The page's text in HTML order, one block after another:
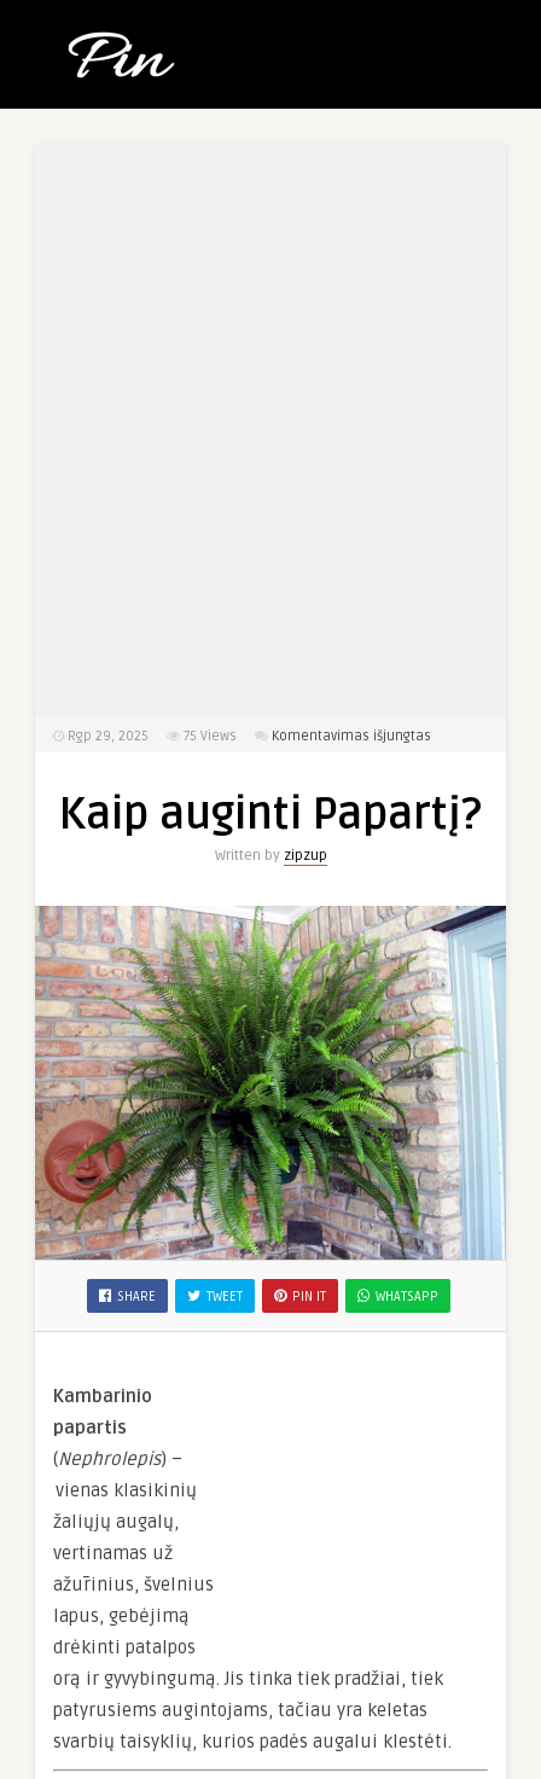
Rgp 29, 2025 75 Views Komentavimas išjungtas
Papartį?
Kaip auginti Papartį?
Written by zipzup
SHARE TWEET PIN IT WHATSAPP
Kambarinio
papartis
(Nephrolepis) –
vienas klasikinių
žaliųjų augalų,
vertinamas už
ažūrinius, švelnius
lapus, gebėjimą
drėkinti patalpos
orą ir gyvybingumą. Jis tinka tiek pradžiai, tiek
patyrusiems augintojams, tačiau yra keletas
svarbių taisyklių, kurios padės augalui klestėti.